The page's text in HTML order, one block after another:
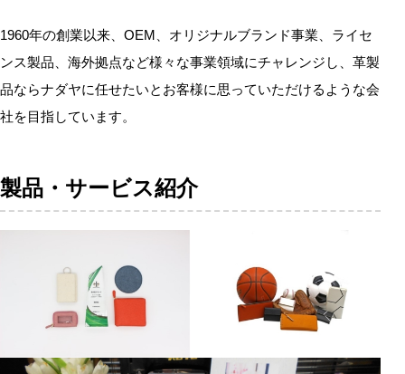
1960年の創業以来、OEM、オリジナルブランド事業、ライセ
ンス製品、海外拠点など様々な事業領域にチャレンジし、革製
品ならナダヤに任せたいとお客様に思っていただけるような会
社を目指しています。
製品・サービス紹介